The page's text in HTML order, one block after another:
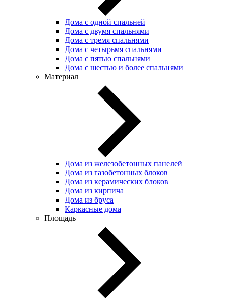
Дома с одной спальней
Дома с двумя спальнями
Дома с тремя спальнями
Дома с четырьмя спальнями
Дома с пятью спальнями
Дома с шестью и более спальнями
Материал
Дома из железобетонных панелей
Дома из газобетонных блоков
Дома из керамических блоков
Дома из кирпича
Дома из бруса
Каркасные дома
Площадь